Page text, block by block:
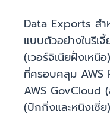
Data Exports สำ
แบบตัวอย่างในรีเ
(เวอร์จิเนียฝั่งเหนื
ที่ครอบคลุม AWS
AWS GovCloud
(ปักกิ่งและหนิงเซี่ย)